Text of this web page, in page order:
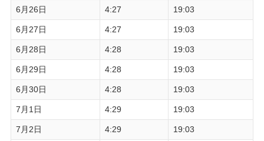
6月26日 4:27 19:03
6月27日 4:27 19:03
6月28日 4:28 19:03
6月29日 4:28 19:03
6月30日 4:28 19:03
7月1日 4:29 19:03
7月2日 4:29 19:03